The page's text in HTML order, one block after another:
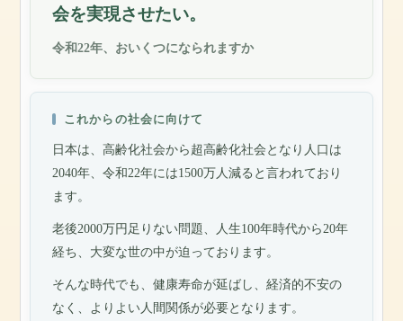
会を実現させたい。
令和22年、おいくつになられますか
これからの社会に向けて
日本は、高齢化社会から超高齢化社会となり人口は
2040年、令和22年には1500万人減ると言われており
ます。
老後2000万円足りない問題、人生100年時代から20年
経ち、大変な世の中が迫っております。
そんな時代でも、健康寿命が延ばし、経済的不安の
なく、よりよい人間関係が必要となります。